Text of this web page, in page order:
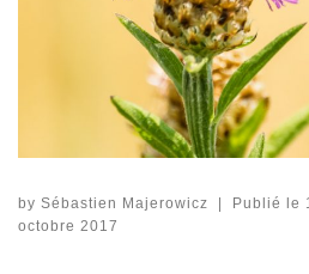
by Sébastien Majerowicz | Publié le
octobre 2017